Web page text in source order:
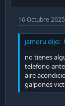
16 Octubre 2025
jamoru dijo:
no tienes
telefono
aire
galpones